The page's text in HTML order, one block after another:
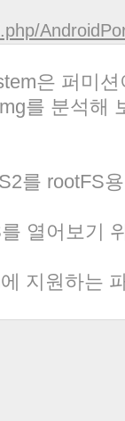
은 퍼미
를 분석해
를 rootFS
열어보기
지원하는